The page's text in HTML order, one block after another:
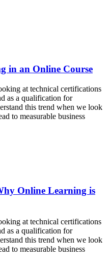
in an Online Course
at technical certifications
as a qualification for
this trend when we look
to measurable business
Online Learning is
at technical certifications
as a qualification for
this trend when we look
to measurable business